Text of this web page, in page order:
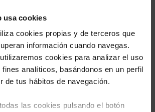
usa cookies
cookies propias y de terceros que
información cuando navegas.
cookies para analizar el uso
analíticos, basándonos en un perfil
de tus hábitos de navegación.
las cookies pulsando el botón